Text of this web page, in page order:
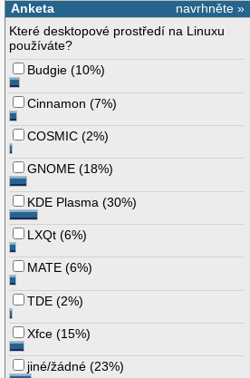
navrhněte »
Anketa
Které desktopové prostředí na Linuxu
používáte?
Budgie (10%)
Cinnamon (7%)
COSMIC (2%)
GNOME (18%)
KDE Plasma (30%)
LXQt (6%)
MATE (6%)
TDE (2%)
Xfce (15%)
jiné/žádné (23%)